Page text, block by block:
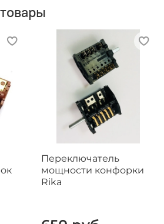
Переключатель
мощности конфорки
Rika